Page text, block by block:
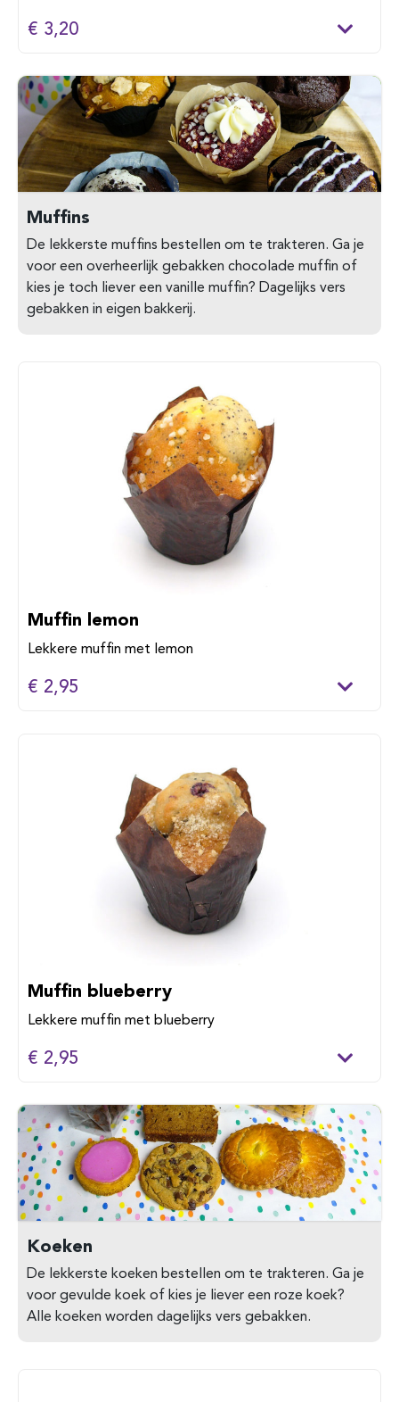
€ 3,20
Muffins
De lekkerste muffins bestellen om te trakteren. Ga je
voor een overheerlijk gebakken chocolade muffin of
kies je toch liever een vanille muffin? Dagelijks vers
gebakken in eigen bakkerij.
Muffin lemon
Lekkere muffin met lemon
€ 2,95
Muffin blueberry
Lekkere muffin met blueberry
€ 2,95
Koeken
De lekkerste koeken bestellen om te trakteren. Ga je
voor gevulde koek of kies je liever een roze koek?
Alle koeken worden dagelijks vers gebakken.